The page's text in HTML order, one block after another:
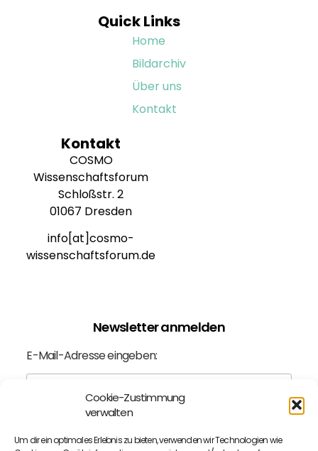
Cookie-Zustimmung
verwalten
Um dir ein optimales Erlebnis zu bieten, verwenden wir Technologien wie
Quick Links
Home
Bildarchiv
Über uns
Kontakt
Kontakt
COSMO
Wissenschaftsforum
Schloßstr. 2
01067 Dresden
info[at]cosmo-
wissenschaftsforum.de
Newsletter anmelden
E-Mail-Adresse eingeben:
Ich bin mit derDatenschutzerklärung
einverstanden.